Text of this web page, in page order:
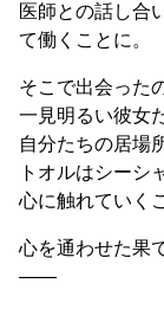
医師との話し合
て働くことに。
そこで出会った
一見明るい彼女
自分たちの居場
トオルはシーシ
心に触れていく
心を通わせた果
――